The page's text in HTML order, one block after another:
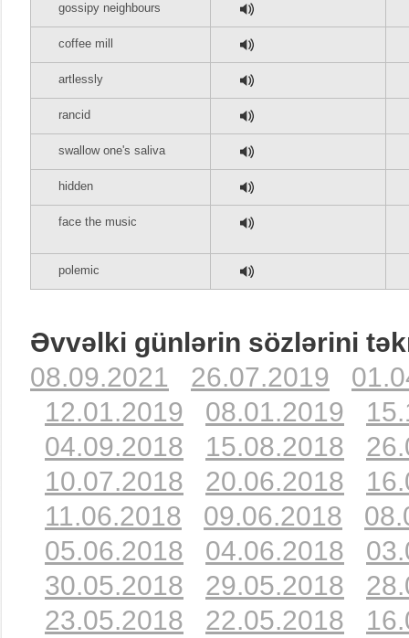
gossipy neighbours
coffee mill
artlessly
rancid
swallow one's saliva
hidden
face the music
polemic
Əvvəlki günlərin sözlərini
08.09.2021
26.07.2019
12.01.2019
08.01.2019
04.09.2018
15.08.2018
10.07.2018
20.06.2018
11.06.2018
09.06.2018
05.06.2018
04.06.2018
30.05.2018
29.05.2018
23.05.2018
22.05.2018